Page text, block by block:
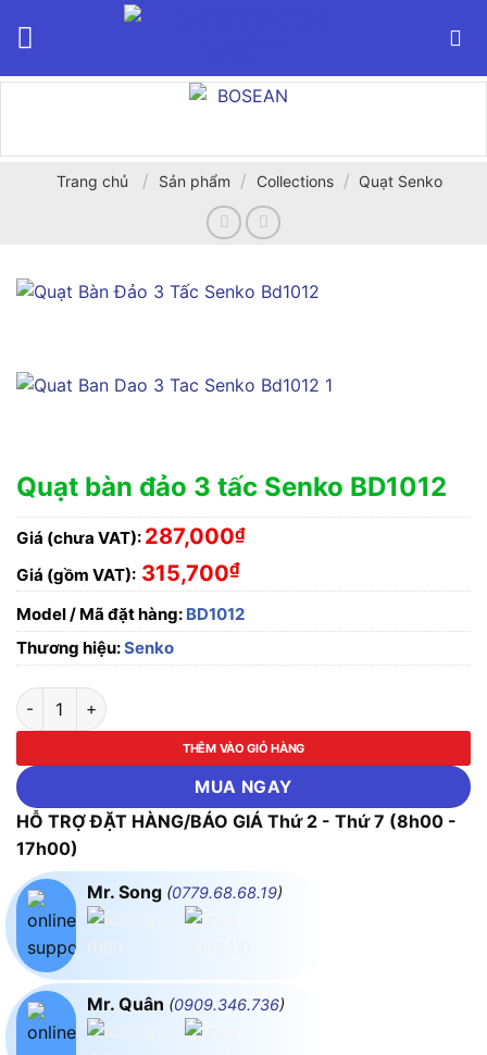
Trang chủ / Sản phẩm / Collections / Quạt Senko
Quạt bàn đảo 3 tấc Senko BD1012
Giá (chưa VAT): 287,000₫
Giá (gồm VAT): 315,700₫
Model / Mã đặt hàng: BD1012
Thương hiệu:Senko
Quạt bàn đảo 3 tấc Senko BD1012 số lượng
THÊM VÀO GIỎ HÀNG
MUA NGAY
HỖ TRỢ ĐẶT HÀNG/BÁO GIÁ Thứ 2 - Thứ 7 (8h00 -
17h00)
Mr. Song (0779.68.68.19)
Mr. Quân (0909.346.736)